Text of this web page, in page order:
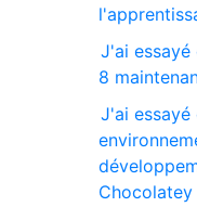
J'ai essayé
8
J'ai essayé
Chocolatey